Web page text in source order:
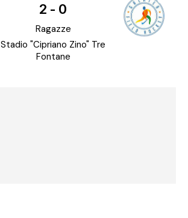
2 - 0
Ragazze
Stadio "Cipriano Zino" Tre
Fontane